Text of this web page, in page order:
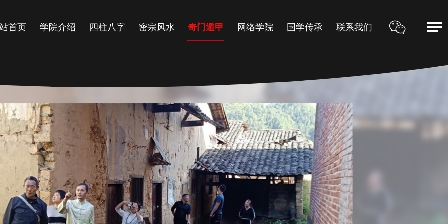
首页 学院介绍 四柱八字 密宗风水 奇门遁甲 网络学院 国学传承 联系我们